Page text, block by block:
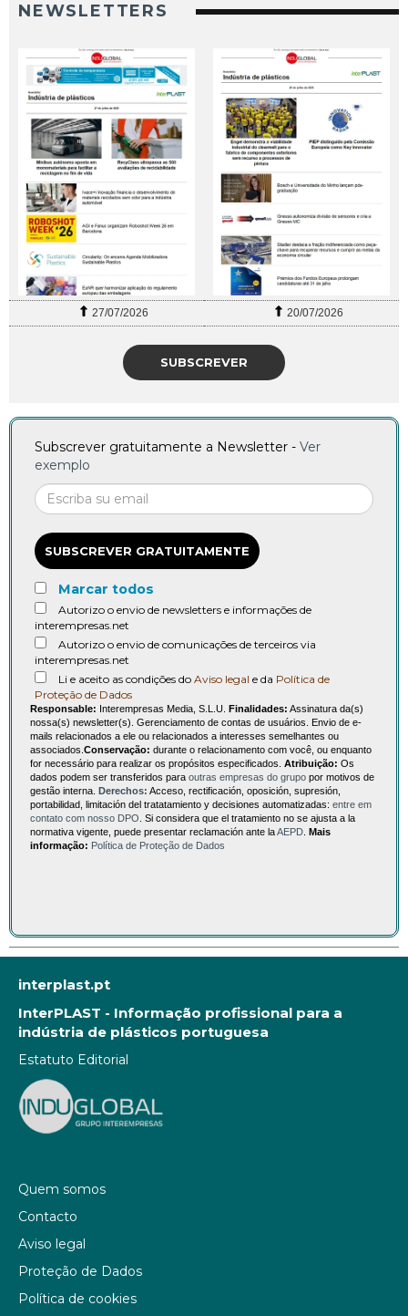
NEWSLETTERS
27/07/2026 20/07/2026
SUBSCREVER
Subscrever gratuitamente a Newsletter - Ver
exemplo
SUBSCREVER GRATUITAMENTE
Marcar todos
Autorizo o envio de newsletters e informações de
interempresas.net
Autorizo o envio de comunicações de terceiros via
interempresas.net
Li e aceito as condições do Aviso legal e da Política de
Proteção de Dados
Responsable: Interempresas Media, S.L.U. Finalidades: Assinatura da(s)
nossa(s) newsletter(s). Gerenciamento de contas de usuários. Envio de e-
mails relacionados a ele ou relacionados a interesses semelhantes ou
associados. Conservação: durante o relacionamento com você, ou enquanto
for necessário para realizar os propósitos especificados. Atribuição: Os
dados podem ser transferidos para outras empresas do grupo por motivos de
gestão interna. Derechos: Acceso, rectificación, oposición, supresión,
portabilidad, limitación del tratatamiento y decisiones automatizadas: entre em
contato com nosso DPO . Si considera que el tratamiento no se ajusta a la
normativa vigente, puede presentar reclamación ante laAEPD Mais
informação: Política de Proteção de Dados
interplast.pt
InterPLAST - Informação profissional para a
indústria de plásticos portuguesa
Estatuto Editorial
Quem somos
Contacto
Aviso legal
Proteção de Dados
Política de cookies